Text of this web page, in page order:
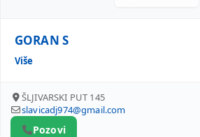
GORAN S
Više
ŠLJIVARSKI PUT 145
slavicadj974@gmail.com
Pozovi